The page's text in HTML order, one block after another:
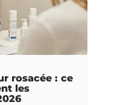
rosacée : ce
les